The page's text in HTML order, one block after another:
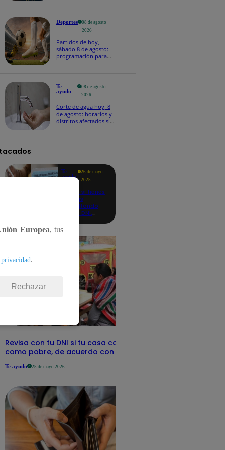
Deportes
08 de agosto
2026
Partidos de hoy,
sábado 8 de agosto:
programación para
Te
ayudo
08 de agosto
2026
Corte de agua hoy, 8
de agosto: horarios y
distritos afectados sin
Te
ayudo
26 de mayo
2025
Revisa si tienes
deudas
consultando
con tu DNI:
detalles
Revisa con tu DNI si tu casa califica
como pobre, de acuerdo con el Sisfoh
Te ayudo 25 de mayo 2026
Europea, tus
.
Rechazar